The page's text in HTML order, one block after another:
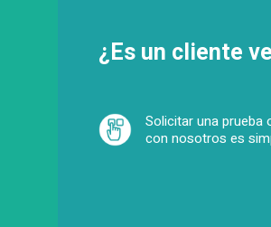
¿Es un cliente
Solicitar una prueba
con nosotros es